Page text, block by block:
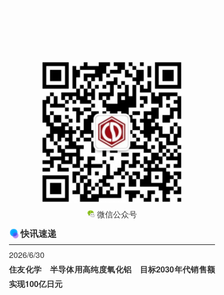
微信公众号
快讯速递
2026/6/30
住友化学 半导体用高纯度氧化铝 目标2030年代销售额
实现100亿日元